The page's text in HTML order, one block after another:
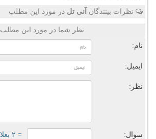
نظرات بینندگان آنی تل در مورد این مطلب
نظر شما در مورد این مطلب
نام:
ایمیل:
نظر:
سوال: = ۲ بعلاوه ۱